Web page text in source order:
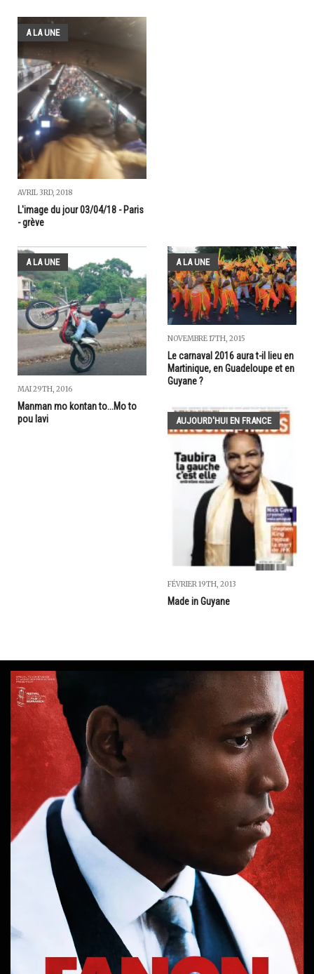
A LA UNE
AVRIL 3RD, 2018
L'image du jour 03/04/18 - Paris
- grève
A LA UNE
MAI 29TH, 2016
Manman mo kontan to...Mo to
pou lavi
A LA UNE
NOVEMBRE 17TH, 2015
Le carnaval 2016 aura t-il lieu en
Martinique, en Guadeloupe et en
Guyane ?
AUJOURD'HUI EN FRANCE
FÉVRIER 19TH, 2013
Made in Guyane